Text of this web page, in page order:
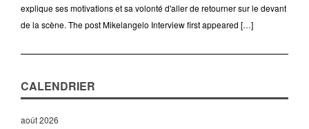
explique ses motivations et sa volonté d'aller de retourner sur le devant
de la scène. The post Mikelangelo Interview first appeared […]
CALENDRIER
août 2026